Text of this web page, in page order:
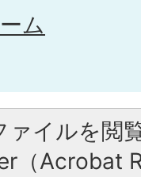
ム
ァイルを閲
（Acrobat